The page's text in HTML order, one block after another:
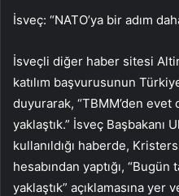
İsveç: “NATO’ya bir adım
İsveçli diğer haber sitesi
katılım başvurusunun
duyurarak, “TBMM’den evet
yaklaştık.” İsveç Başbakanı
kullanıldığı haberde,
hesabından yaptığı,
yaklaştık” açıklamasına yer